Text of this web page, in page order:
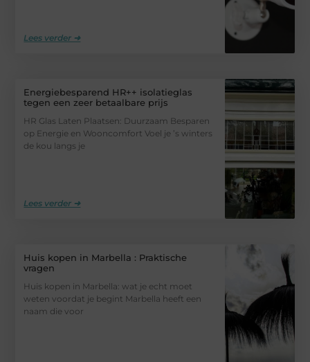
Lees verder ➜
Energiebesparend HR++ isolatieglas
tegen een zeer betaalbare prijs
HR Glas Laten Plaatsen: Duurzaam Besparen
op Energie en Wooncomfort Voel je ’s winters
de kou langs je
Lees verder ➜
Huis kopen in Marbella : Praktische
vragen
Huis kopen in Marbella: wat je echt moet
weten voordat je begint Marbella heeft een
naam die voor